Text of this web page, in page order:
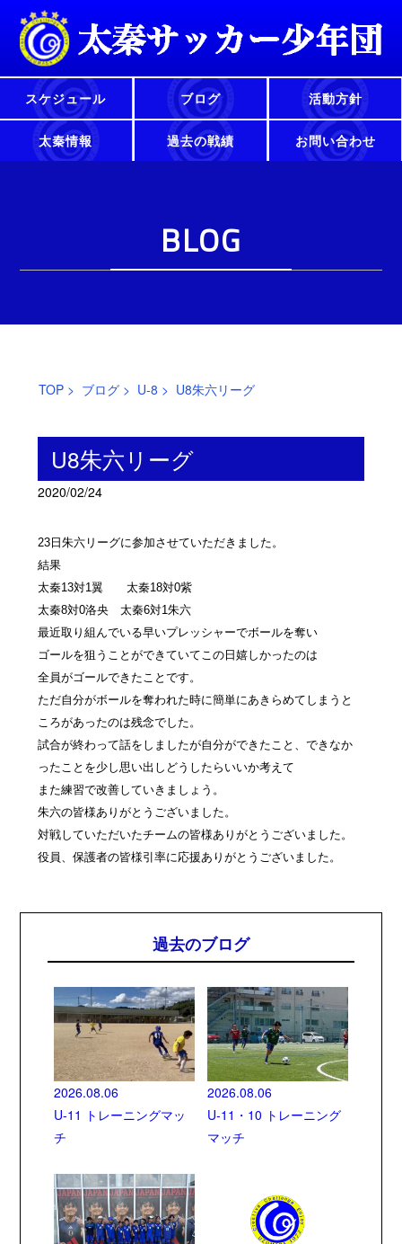
スケジュール ブログ 活動方針
太秦情報 過去の戦績 お問い合わせ
BLOG
TOP> ブログ> U-8 > U8朱六リーグ
U8朱六リーグ
2020/02/24
23日朱六リーグに参加させていただきました。
結果
太秦13対1翼 太秦18対0紫
太秦8対0洛央 太秦6対1朱六
最近取り組んでいる早いプレッシャーでボールを奪い
ゴールを狙うことができていてこの日嬉しかったのは
全員がゴールできたことです。
ただ自分がボールを奪われた時に簡単にあきらめてしまうと
ころがあったのは残念でした。
試合が終わって話をしましたが自分ができたこと、できなか
ったことを少し思い出しどうしたらいいか考えて
また練習で改善していきましょう。
朱六の皆様ありがとうございました。
対戦していただいたチームの皆様ありがとうございました。
役員、保護者の皆様引率に応援ありがとうございました。
過去のブログ
2026.08.06
U-11 トレーニングマッ
チ
2026.08.06
U-11・10 トレーニング
マッチ